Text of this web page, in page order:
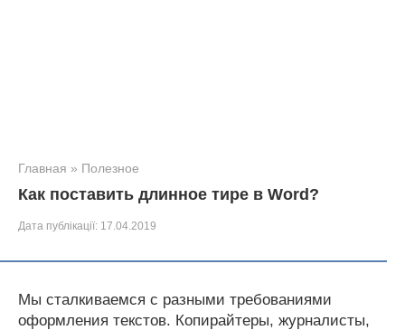
Главная » Полезное
Как поставить длинное тире в Word?
Дата публікації: 17.04.2019
Мы сталкиваемся с разными требованиями
оформления текстов. Копирайтеры, журналисты,